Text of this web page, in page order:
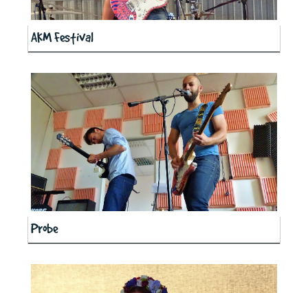
AKM Festival
Probe